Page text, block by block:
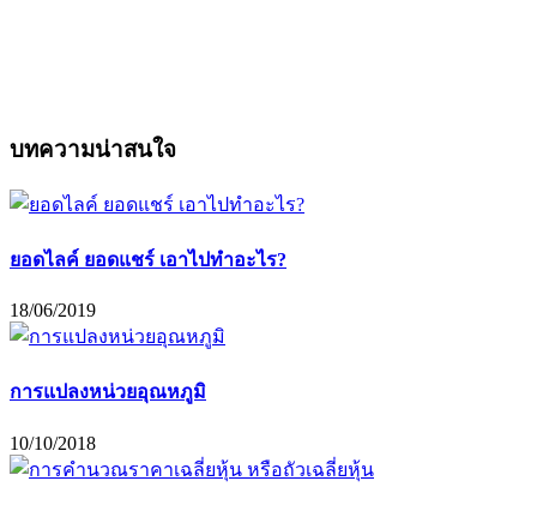
บทความน่าสนใจ
ยอดไลค์ ยอดแชร์ เอาไปทำอะไร?
18/06/2019
การแปลงหน่วยอุณหภูมิ
10/10/2018